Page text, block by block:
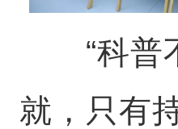
“科普
就，只有